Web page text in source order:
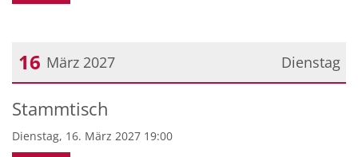
Dienstag
16 März 2027
Datum: 16. März 2027
Stammtisch
Dienstag, 16. März 2027 19:00